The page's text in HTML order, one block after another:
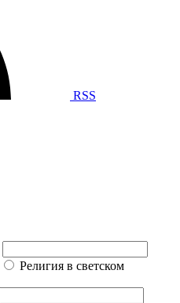
RSS
Религия в светском